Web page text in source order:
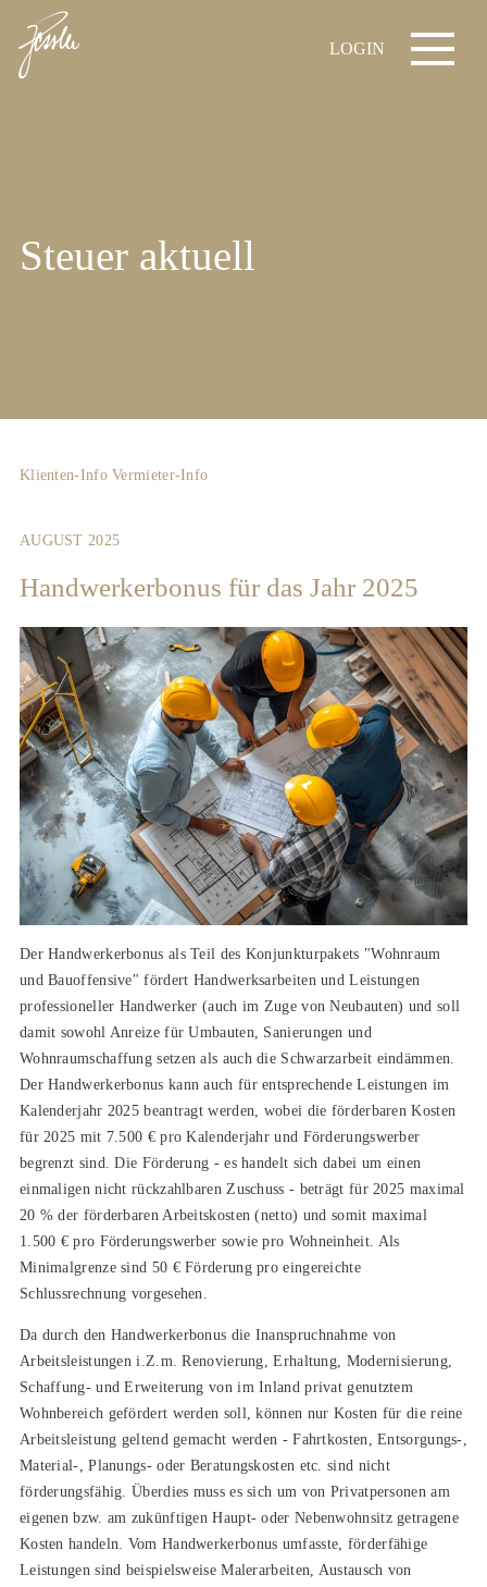
LOGIN
Steuer aktuell
Klienten-Info Vermieter-Info
AUGUST 2025
Handwerkerbonus für das Jahr 2025
Der Handwerkerbonus als Teil des Konjunkturpakets "Wohnraum
und Bauoffensive" fördert Handwerksarbeiten und Leistungen
professioneller Handwerker (auch im Zuge von Neubauten) und soll
damit sowohl Anreize für Umbauten, Sanierungen und
Wohnraumschaffung setzen als auch die Schwarzarbeit eindämmen.
Der Handwerkerbonus kann auch für entsprechende Leistungen im
Kalenderjahr 2025 beantragt werden, wobei die förderbaren Kosten
für 2025 mit 7.500 € pro Kalenderjahr und Förderungswerber
begrenzt sind. Die Förderung - es handelt sich dabei um einen
einmaligen nicht rückzahlbaren Zuschuss - beträgt für 2025 maximal
20 % der förderbaren Arbeitskosten (netto) und somit maximal
1.500 € pro Förderungswerber sowie pro Wohneinheit. Als
Minimalgrenze sind 50 € Förderung pro eingereichte
Schlussrechnung vorgesehen.
Da durch den Handwerkerbonus die Inanspruchnahme von
Arbeitsleistungen i.Z.m. Renovierung, Erhaltung, Modernisierung,
Schaffung- und Erweiterung von im Inland privat genutztem
Wohnbereich gefördert werden soll, können nur Kosten für die reine
Arbeitsleistung geltend gemacht werden - Fahrtkosten, Entsorgungs-,
Material-, Planungs- oder Beratungskosten etc. sind nicht
förderungsfähig. Überdies muss es sich um von Privatpersonen am
eigenen bzw. am zukünftigen Haupt- oder Nebenwohnsitz getragene
Kosten handeln. Vom Handwerkerbonus umfasste, förderfähige
Leistungen sind beispielsweise Malerarbeiten, Austausch von